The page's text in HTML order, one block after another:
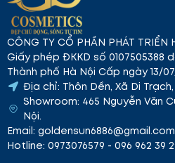
#04 French Kiss – Hồng nâu
ấm mang lại sự quyến rũ và
những ai yêu thích vẻ đẹp
chất nữ tính.
CÔNG TY CỔ PHẦN PHÁT TRIỂN
Giấy phép ĐKKD số
Thành phố Hà Nội Cấp ngày 13/
Địa chỉ: Thôn Dền, Xã Di
Showroom: 465 Nguyễn Văn
Nội.
Email: goldensun6886@gmail.com
Hotline: 0973076579 - 096 962 39